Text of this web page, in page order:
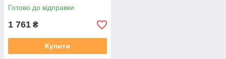
Готово до відправки
1 761 ₴
Купити